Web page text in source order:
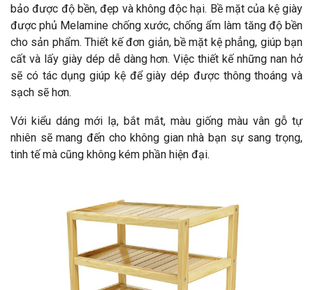
bảo được độ bền, đẹp và không độc hại. Bề mặt của kệ giày
được phủ Melamine chống xước, chống ẩm làm tăng độ bền
cho sản phẩm. Thiết kế đơn giản, bề mặt kệ phẳng, giúp bạn
cất và lấy giày dép dễ dàng hơn.Việc thiết kế những nan hở
sẽ có tác dụng giúp kệ để giày dép được thông thoáng và
sạch sẽ hơn.
Với kiểu dáng mới lạ, bắt mắt, màu giống màu vân gỗ tự
nhiên sẽ mang đến cho không gian nhà bạn sự sang trọng,
tinh tế mà cũng không kém phần hiện đại.